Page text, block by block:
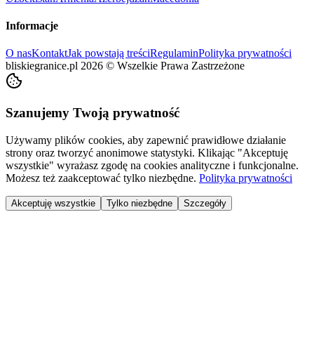
Informacje
O nasKontaktJak powstają treściRegulaminPolityka prywatności
bliskiegranice.pl 2026 © Wszelkie Prawa Zastrzeżone
Szanujemy Twoją prywatność
Używamy plików cookies, aby zapewnić prawidłowe działanie
strony oraz tworzyć anonimowe statystyki. Klikając "Akceptuję
wszystkie" wyrażasz zgodę na cookies analityczne i funkcjonalne.
Możesz też zaakceptować tylko niezbędne. Polityka prywatności
Akceptuję wszystkie Tylko niezbędne Szczegóły